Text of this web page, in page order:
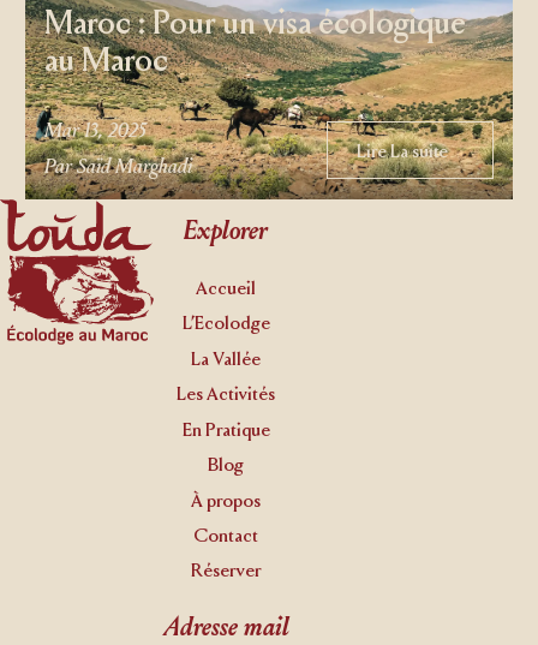
Maroc : Pour un visa écologique
au Maroc
Mar 13, 2025
Par Saïd Marghadi
Lire La suite
Lire La suite
Footer
Explorer
Accueil
L’Ecolodge
La Vallée
Les Activités
En Pratique
Blog
À propos
Contact
Réserver
Adresse mail